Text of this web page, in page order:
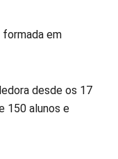
formada em
desde os 17
150 alunos e